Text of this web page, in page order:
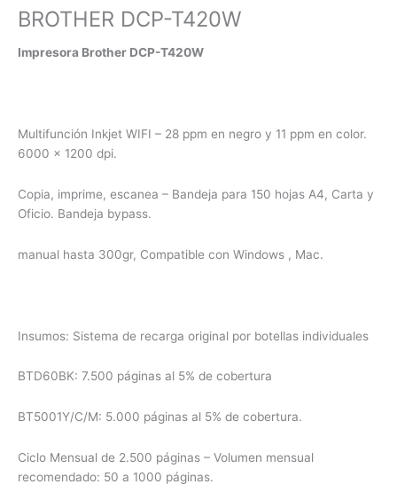
BROTHER DCP-T420W
Impresora Brother DCP-T420W
Multifunción Inkjet WIFI – 28 ppm en negro y 11 ppm en color.
6000 x 1200 dpi.
Copia, imprime, escanea – Bandeja para 150 hojas A4, Carta y
Oficio. Bandeja bypass.
manual hasta 300gr, Compatible con Windows , Mac.
Insumos: Sistema de recarga original por botellas individuales
BTD60BK: 7.500 páginas al 5% de cobertura
BT5001Y/C/M: 5.000 páginas al 5% de cobertura.
Ciclo Mensual de 2.500 páginas – Volumen mensual
recomendado: 50 a 1000 páginas.